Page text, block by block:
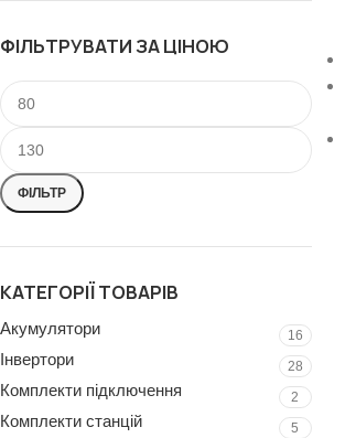
ФІЛЬТРУВАТИ ЗА ЦІНОЮ
ФІЛЬТР
КАТЕГОРІЇ ТОВАРІВ
Акумулятори 16
Інвертори 28
Комплекти підключення 2
Комплекти станцій 5